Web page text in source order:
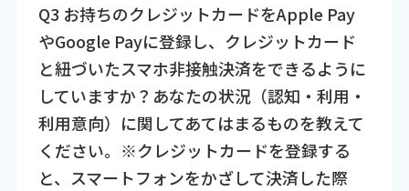
Q3 お持ちのクレジットカードをApple Pay
やGoogle Payに登録し、クレジットカード
と紐づいたスマホ非接触決済をできるように
していますか？あなたの状況（認知・利用・
利用意向）に関してあてはまるものを教えて
ください。※クレジットカードを登録する
と、スマートフォンをかざして決済した際